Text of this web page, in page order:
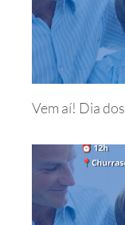
Vem aí! Dia